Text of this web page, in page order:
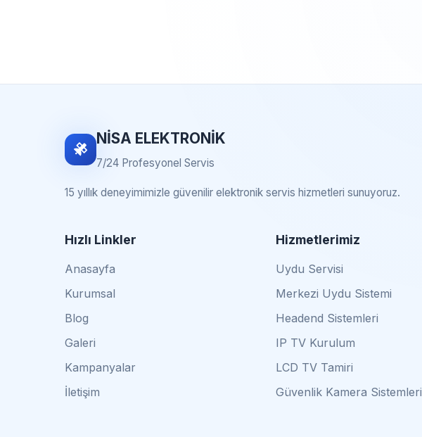
NİSA ELEKTRONİK
7/24 Profesyonel Servis
15 yıllık deneyimimizle güvenilir elektronik servis hizmetleri sunuyoruz.
Hızlı Linkler
Anasayfa
Kurumsal
Blog
Galeri
Kampanyalar
İletişim
Hizmetlerimiz
Uydu Servisi
Merkezi Uydu Sistemi
Headend Sistemleri
IP TV Kurulum
LCD TV Tamiri
Güvenlik Kamera Sistemleri